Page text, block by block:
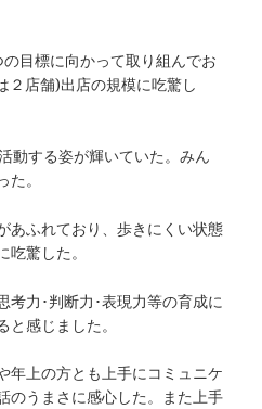
目標に向かって取り組んでお
店舗)出店の規模に吃驚し
動する姿が輝いていた。みん
。
あふれており、歩きにくい状態
驚した。
考力･判断力･表現力等の育成に
感じました。
年上の方とも上手にコミュニケ
のうまさに感心した。また上手